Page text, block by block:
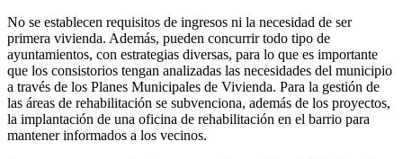
No se establecen requisitos de ingresos ni la necesidad de ser
primera vivienda. Además, pueden concurrir todo tipo de
ayuntamientos, con estrategias diversas, para lo que es importante
que los consistorios tengan analizadas las necesidades del municipio
a través de los Planes Municipales de Vivienda. Para la gestión de
las áreas de rehabilitación se subvenciona, además de los proyectos,
la implantación de una oficina de rehabilitación en el barrio para
mantener informados a los vecinos.